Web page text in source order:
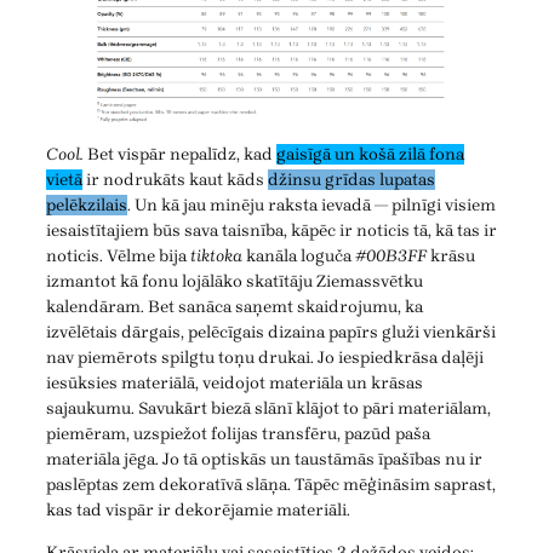
Cool. Bet vispār nepalīdz, kad gaisīgā un košā zilā fona
vietāir nodrukāts kaut kāds džinsu grīdas lupatas
pelēkzilais. Un kā jau minēju raksta ievadā — pilnīgi visiem
iesaistītajiem būs sava taisnība, kāpēc ir noticis tā, kā tas ir
noticis. Vēlme bijatiktokakanāla loguča#00B3FFkrāsu
izmantot kā fonu lojālāko skatītāju Ziemassvētku
kalendāram. Bet sanāca saņemt skaidrojumu, ka
izvēlētais dārgais, pelēcīgais dizaina papīrs gluži vienkārši
nav piemērots spilgtu toņu drukai. Jo iespiedkrāsa daļēji
iesūksies materiālā, veidojot materiāla un krāsas
sajaukumu. Savukārt biezā slānī klājot to pāri materiālam,
piemēram, uzspiežot folijas transfēru, pazūd paša
materiāla jēga. Jo tā optiskās un taustāmās īpašības nu ir
paslēptas zem dekoratīvā slāņa. Tāpēc mēģināsim saprast,
kas tad vispār ir dekorējamie materiāli.